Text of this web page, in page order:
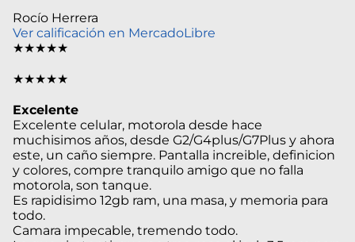
Rocío Herrera
Ver calificación en MercadoLibre
★★★★★
★★★★★
Excelente
Excelente celular, motorola desde hace
muchisimos años, desde G2/G4plus/G7Plus y ahora
este, un caño siempre. Pantalla increible, definicion
y colores, compre tranquilo amigo que no falla
motorola, son tanque.
Es rapidisimo 12gb ram, una masa, y memoria para
todo.
Camara impecable, tremendo todo.